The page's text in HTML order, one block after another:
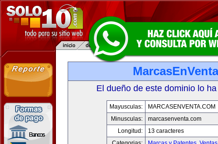
El dueño de este dominio lo
Mayusculas:
MARCASENVENTA.COM
Minusculas:
marcasenventa.com
Longitud:
13 caracteres